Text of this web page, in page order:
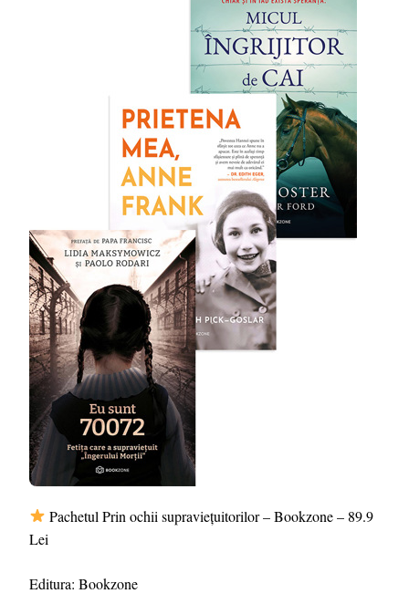
Pachetul Prin ochii supraviețuitorilor – Bookzone – 89.9
Lei
Editura: Bookzone